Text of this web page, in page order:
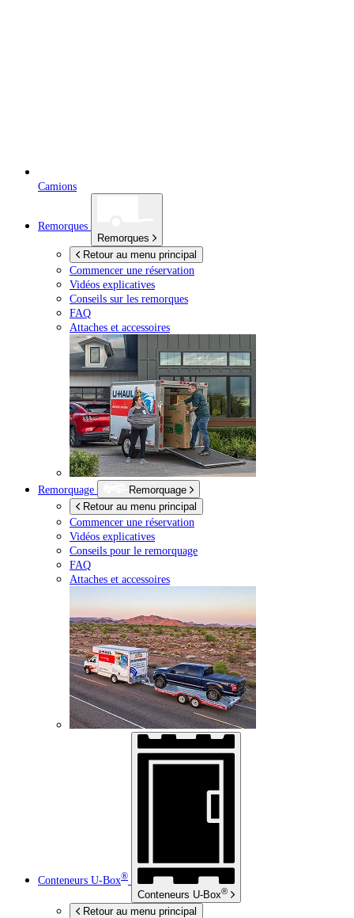
Camions
Remorques
Remorques
Retour au menu principal
Commencer une réservation
Vidéos explicatives
Conseils sur les remorques
FAQ
Attaches et accessoires
Remorquage
Remorquage
Retour au menu principal
Commencer une réservation
Vidéos explicatives
Conseils pour le remorquage
FAQ
Attaches et accessoires
Conteneurs U-Box®
Conteneurs U-Box®
Retour au menu principal